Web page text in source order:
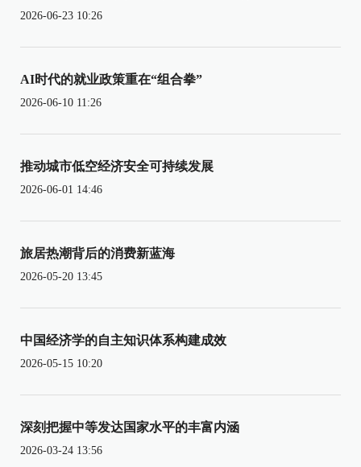
2026-06-23 10:26
AI时代的就业政策重在“组合拳”
2026-06-10 11:26
推动城市低空经济安全可持续发展
2026-06-01 14:46
旅居热潮背后的消费新蓝海
2026-05-20 13:45
中国经济学的自主知识体系构建成效
2026-05-15 10:20
深刻把握中等发达国家水平的丰富内涵
2026-03-24 13:56